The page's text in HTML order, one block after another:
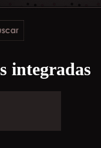
integradas